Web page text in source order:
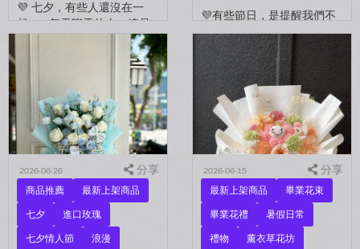
💜 七夕，有些人還沒在一
起。 每天聊天的人，總是
秒回的人， 會記得你愛喝什
麼、喜歡什麼的人。 你們
沒有說過喜歡，卻早已習慣
彼此存在。 七夕快到...
💜有些節日，是提醒我們不
要忘了表達愛。 平常的日
子，總是忙著工作、忙著生
活。 那些想說的謝謝、想
說的辛苦了、想說的我愛
你。 常常就這樣，留到了
下...
2026-06-26 分享
商品推薦
最新上架商品
七夕
進口玫瑰
七夕情人節
浪漫
2026-06-15 分享
最新上架商品
畢業花束
畢業花禮
暑假日常
禮物
薰衣草花坊